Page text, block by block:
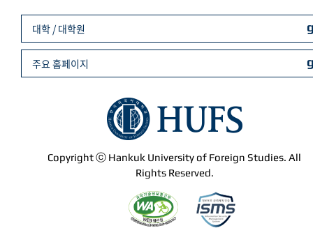
Copyright ⓒ Hankuk University of Foreign Studies. All
Rights Reserved.
대학 / 대학원
주요 홈페이지